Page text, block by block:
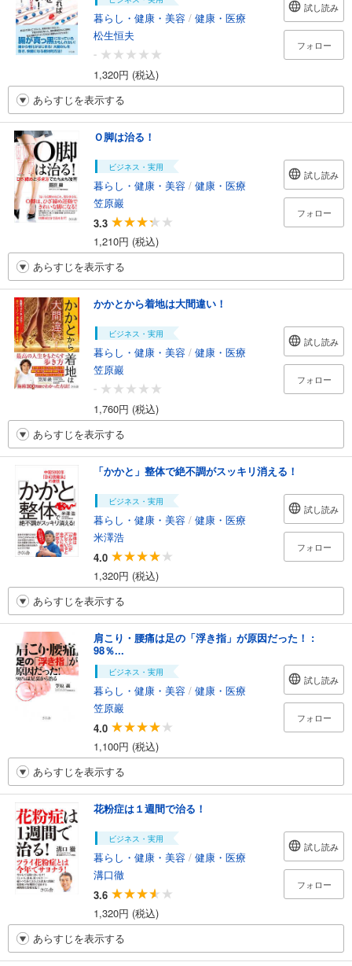
暮らし・健康・美容 / 健康・医療
松生恒夫
-
1,320円 (税込)
試し読み
フォロー
あらすじを表示する
Ｏ脚は治る！
ビジネス・実用
暮らし・健康・美容 / 健康・医療
笠原巖
3.3
1,210円 (税込)
試し読み
フォロー
あらすじを表示する
かかとから着地は大間違い！
ビジネス・実用
暮らし・健康・美容 / 健康・医療
笠原巖
-
1,760円 (税込)
試し読み
フォロー
あらすじを表示する
「かかと」整体で絶不調がスッキリ消える！
ビジネス・実用
暮らし・健康・美容 / 健康・医療
米澤浩
4.0
1,320円 (税込)
試し読み
フォロー
あらすじを表示する
肩こり・腰痛は足の「浮き指」が原因だった！ :
98％...
ビジネス・実用
暮らし・健康・美容 / 健康・医療
笠原巖
4.0
1,100円 (税込)
試し読み
フォロー
あらすじを表示する
花粉症は１週間で治る！
ビジネス・実用
暮らし・健康・美容 / 健康・医療
溝口徹
3.6
1,320円 (税込)
試し読み
フォロー
あらすじを表示する